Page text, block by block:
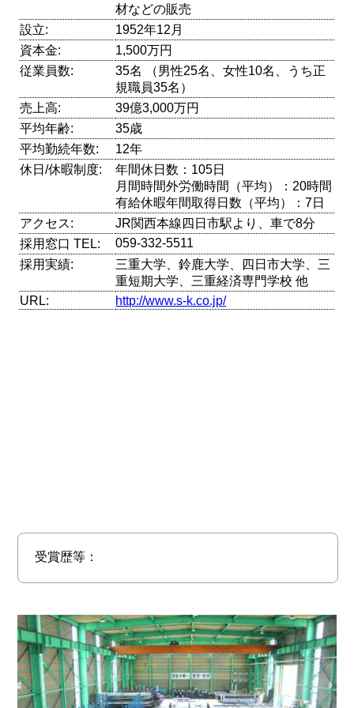
材などの販売
設立:
1952年12月
資本金:
1,500万円
従業員数:
35名 （男性25名、女性10名、うち正
規職員35名）
売上高:
39億3,000万円
平均年齢:
35歳
平均勤続年数:
12年
休日/休暇制度:
年間休日数：105日
月間時間外労働時間（平均）：20時間
有給休暇年間取得日数（平均）：7日
アクセス:
JR関西本線四日市駅より、車で8分
採用窓口 TEL:
059-332-5511
採用実績:
三重大学、鈴鹿大学、四日市大学、三
重短期大学、三重経済専門学校 他
URL:
http://www.s-k.co.jp/
受賞歴等：